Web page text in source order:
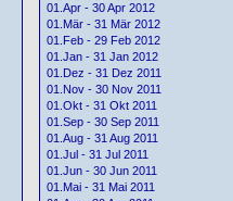
01.Apr - 30 Apr 2012
01.Mär - 31 Mär 2012
01.Feb - 29 Feb 2012
01.Jan - 31 Jan 2012
01.Dez - 31 Dez 2011
01.Nov - 30 Nov 2011
01.Okt - 31 Okt 2011
01.Sep - 30 Sep 2011
01.Aug - 31 Aug 2011
01.Jul - 31 Jul 2011
01.Jun - 30 Jun 2011
01.Mai - 31 Mai 2011